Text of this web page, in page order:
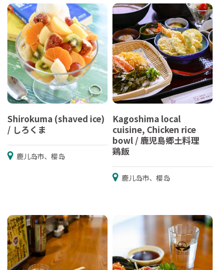
Shirokuma (shaved ice)
/ しろくま
鹿儿岛市、樱岛
Kagoshima local
cuisine, Chicken rice
bowl / 鹿児島郷土料理
鶏飯
鹿儿岛市、樱岛